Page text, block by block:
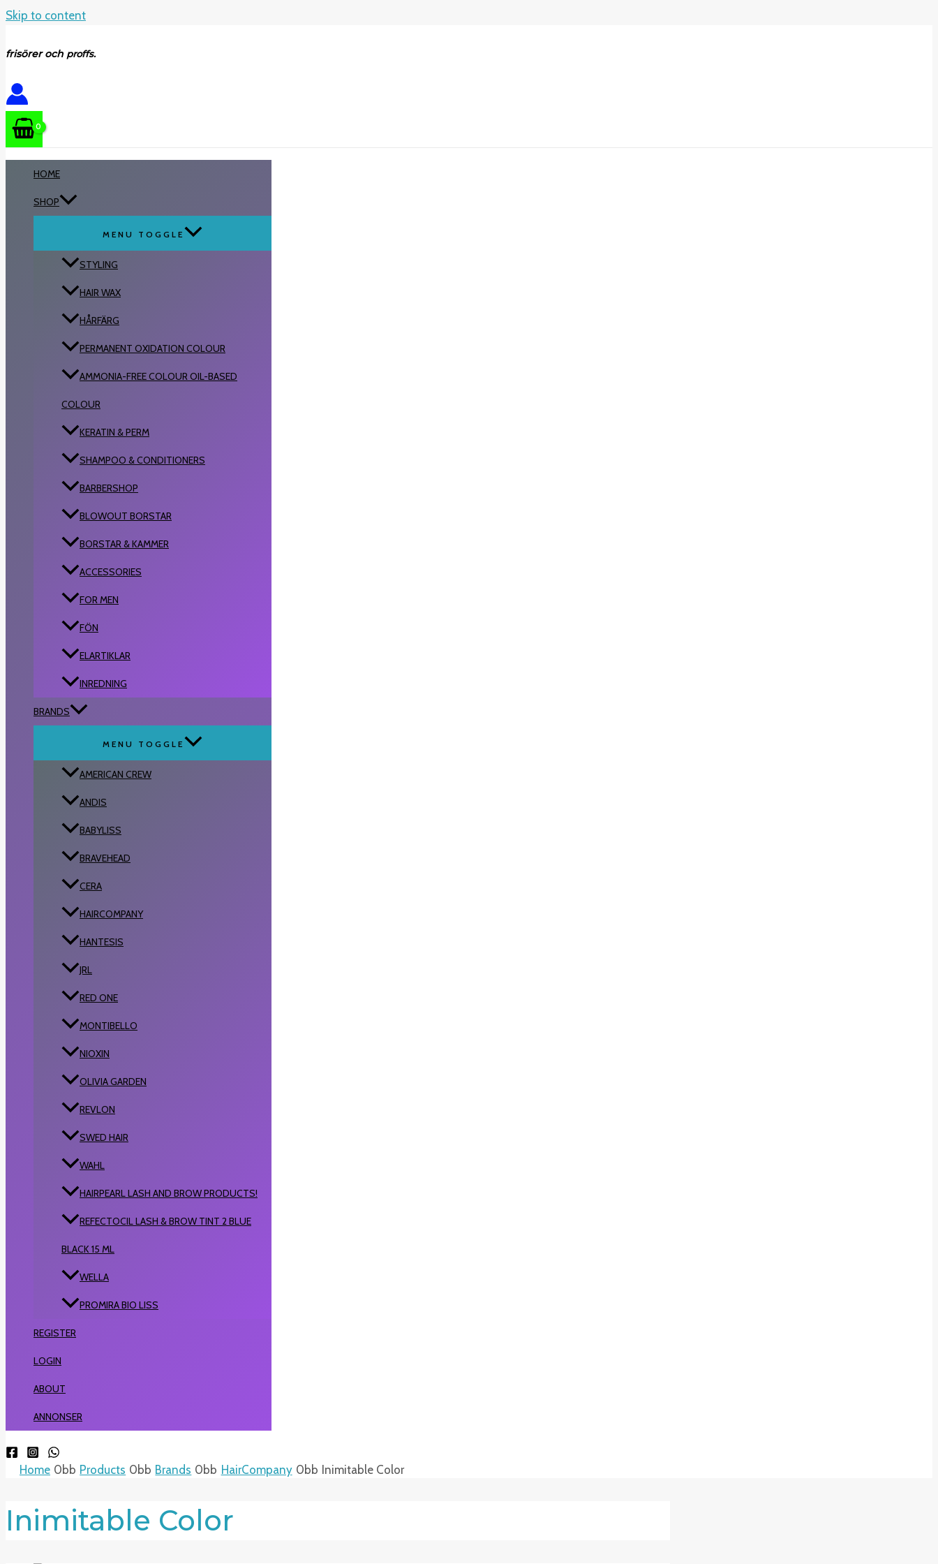
Skip to content
frisörer och proffs.
HOME
SHOP
MENU TOGGLE
STYLING
HAIR WAX
HÅRFÄRG
PERMANENT OXIDATION COLOUR
AMMONIA-FREE COLOUR OIL-BASED
COLOUR
KERATIN & PERM
SHAMPOO & CONDITIONERS
BARBERSHOP
BLOWOUT BORSTAR
BORSTAR & KAMMER
ACCESSORIES
FOR MEN
FÖN
ELARTIKLAR
INREDNING
BRANDS
MENU TOGGLE
AMERICAN CREW
ANDIS
BABYLISS
BRAVEHEAD
CERA
HAIRCOMPANY
HANTESIS
JRL
RED ONE
MONTIBELLO
NIOXIN
OLIVIA GARDEN
REVLON
SWED HAIR
WAHL
HAIRPEARL LASH AND BROW PRODUCTS!
REFECTOCIL LASH & BROW TINT 2 BLUE
BLACK 15 ML
WELLA
PROMIRA BIO LISS
REGISTER
LOGIN
ABOUT
ANNONSER
Home Products Brands HairCompany Inimitable Color
Inimitable Color